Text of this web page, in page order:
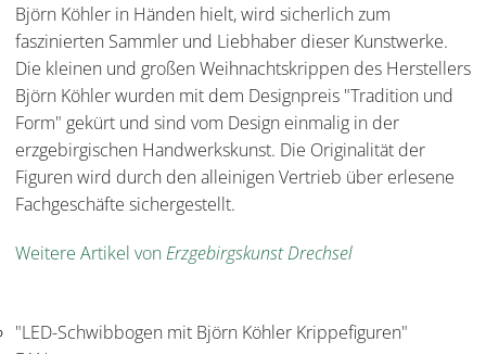
Björn Köhler in Händen hielt, wird sicherlich zum
faszinierten Sammler und Liebhaber dieser Kunstwerke.
Die kleinen und großen Weihnachtskrippen des Herstellers
Björn Köhler wurden mit dem Designpreis "Tradition und
Form" gekürt und sind vom Design einmalig in der
erzgebirgischen Handwerkskunst. Die Originalität der
Figuren wird durch den alleinigen Vertrieb über erlesene
Fachgeschäfte sichergestellt.
Weitere Artikel vonErzgebirgskunst Drechsel
"LED-Schwibbogen mit Björn Köhler Krippefiguren"